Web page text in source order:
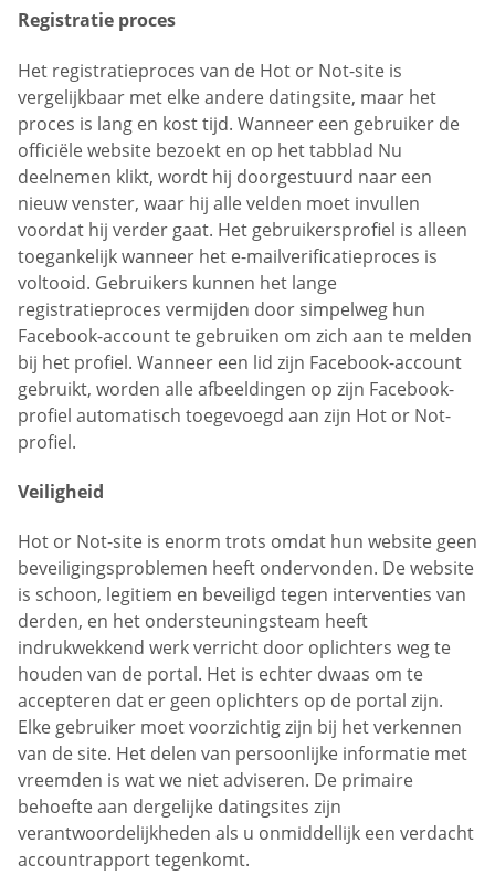
Registratie proces
Het registratieproces van de Hot or Not-site is
vergelijkbaar met elke andere datingsite, maar het
proces is lang en kost tijd. Wanneer een gebruiker de
officiële website bezoekt en op het tabblad Nu
deelnemen klikt, wordt hij doorgestuurd naar een
nieuw venster, waar hij alle velden moet invullen
voordat hij verder gaat. Het gebruikersprofiel is alleen
toegankelijk wanneer het e-mailverificatieproces is
voltooid. Gebruikers kunnen het lange
registratieproces vermijden door simpelweg hun
Facebook-account te gebruiken om zich aan te melden
bij het profiel. Wanneer een lid zijn Facebook-account
gebruikt, worden alle afbeeldingen op zijn Facebook-
profiel automatisch toegevoegd aan zijn Hot or Not-
profiel.
Veiligheid
Hot or Not-site is enorm trots omdat hun website geen
beveiligingsproblemen heeft ondervonden. De website
is schoon, legitiem en beveiligd tegen interventies van
derden, en het ondersteuningsteam heeft
indrukwekkend werk verricht door oplichters weg te
houden van de portal. Het is echter dwaas om te
accepteren dat er geen oplichters op de portal zijn.
Elke gebruiker moet voorzichtig zijn bij het verkennen
van de site. Het delen van persoonlijke informatie met
vreemden is wat we niet adviseren. De primaire
behoefte aan dergelijke datingsites zijn
verantwoordelijkheden als u onmiddellijk een verdacht
accountrapport tegenkomt.